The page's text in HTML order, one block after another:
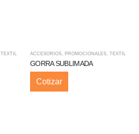
TEXTIL ACCESORIOS PROMOCIONALES TEXTIL
GORRA SUBLIMADA
Cotizar